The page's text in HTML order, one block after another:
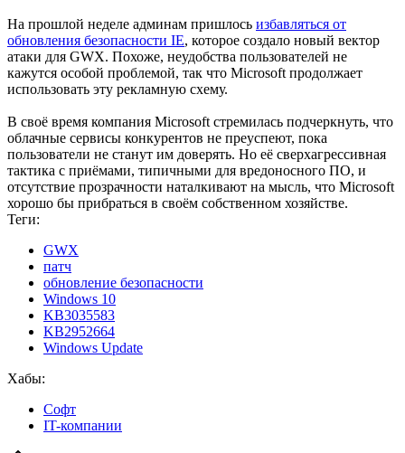
На прошлой неделе админам пришлось избавляться от
обновления безопасности IE, которое создало новый вектор
атаки для GWX. Похоже, неудобства пользователей не
кажутся особой проблемой, так что Microsoft продолжает
использовать эту рекламную схему.
В своё время компания Microsoft стремилась подчеркнуть, что
облачные сервисы конкурентов не преуспеют, пока
пользователи не станут им доверять. Но её сверхагрессивная
тактика с приёмами, типичными для вредоносного ПО, и
отсутствие прозрачности наталкивают на мысль, что Microsoft
хорошо бы прибраться в своём собственном хозяйстве.
Теги:
GWX
патч
обновление безопасности
Windows 10
KB3035583
KB2952664
Windows Update
Хабы:
Софт
IT-компании